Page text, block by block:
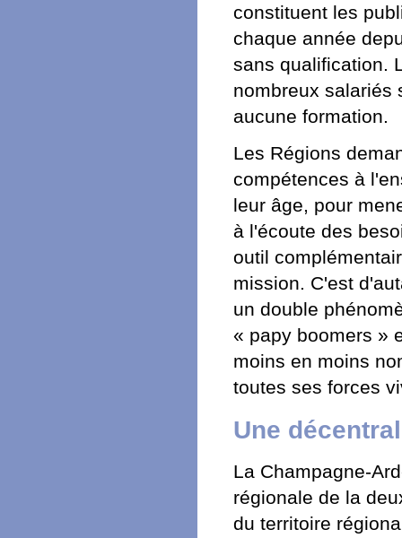
constituent les
chaque année
sans qualification.
nombreux salariés
aucune formation.
Les Régions
compétences à
leur âge, pour
à l'écoute des
outil
mission. C'est
un double
« papy boomers »
moins en moins
toutes ses forces
Une
La Champagne-
régionale de la
du territoire